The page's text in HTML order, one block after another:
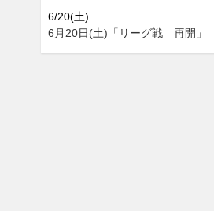
6/20(土)
6月20日(土)「リーグ戦 再開」